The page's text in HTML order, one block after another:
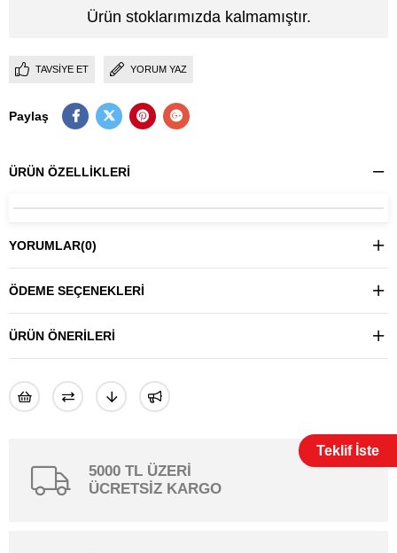
Teklif İste
Ürün stoklarımızda kalmamıştır.
TAVSIYE ET YORUM YAZ
Paylaş
ÜRÜN ÖZELLIKLERI
YORUMLAR(0)
ÖDEME SEÇENEKLERI
ÜRÜN ÖNERILERI
5000 TL ÜZERİ
ÜCRETSİZ KARGO